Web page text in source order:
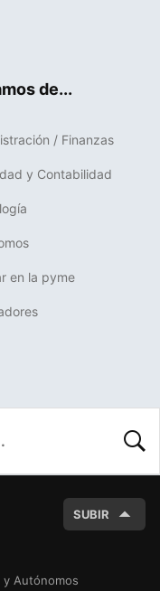
de...
/ Finanzas
y Contabilidad
en la pyme
SUBIR
y Autónomos